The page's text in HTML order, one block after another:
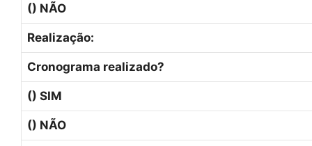
() NÃO
Realização:
Cronograma realizado?
() SIM
() NÃO